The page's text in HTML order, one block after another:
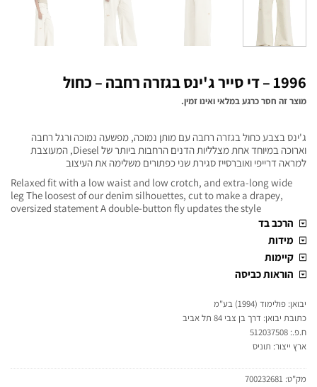
1996 – די סייר ג'ינס בגזרה רחבה – כחול
מוצר זה חסר כרגע במלאי ואינו זמין.
ג'ינס בצבע כחול בגזרה רחבה עם מותן נמוכה, מפשעה נמוכה ורגל רחבה
וארוכה במיוחד אחת מצלליות הדנים הרחבות ביותר של Diesel, המעוצבת
למראה דרייפי ואוברסייז סגירת שני כפתורים משלימה את העיצוב
Relaxed fit with a low waist and low crotch, and extra-long wide
leg The loosest of our denim silhouettes, cut to make a drapey,
oversized statement A double-button fly updates the style
הרכב בד
מידות
קיימות
הוראות כביסה
יבואן: פולימוד (1994) בע"מ
כתובת יבואן: דרך בן צבי 84 תל אביב
ח.פ.: 512037508
ארץ ייצור: תוניס
מק"ט: 700232681